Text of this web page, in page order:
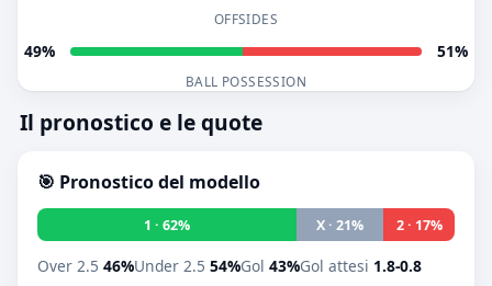
OFFSIDES
49% 51%
BALL POSSESSION
Il pronostico e le quote
🎯 Pronostico del modello
1 · 62% X · 21% 2 · 17%
Over 2.5 46%Under 2.5 54%Gol 43%Gol attesi 1.8-0.8